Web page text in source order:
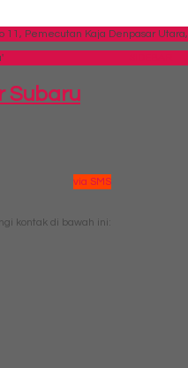
11, Pemecutan Kaja Denpasar
Subaru
via SMS
kontak di bawah ini: